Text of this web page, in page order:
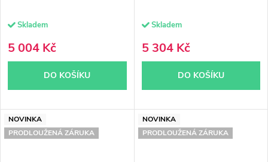
Skladem
5 004 Kč
DO KOŠÍKU
Skladem
5 304 Kč
DO KOŠÍKU
NOVINKA
PRODLOUŽENÁ ZÁRUKA
NOVINKA
PRODLOUŽENÁ ZÁRUKA